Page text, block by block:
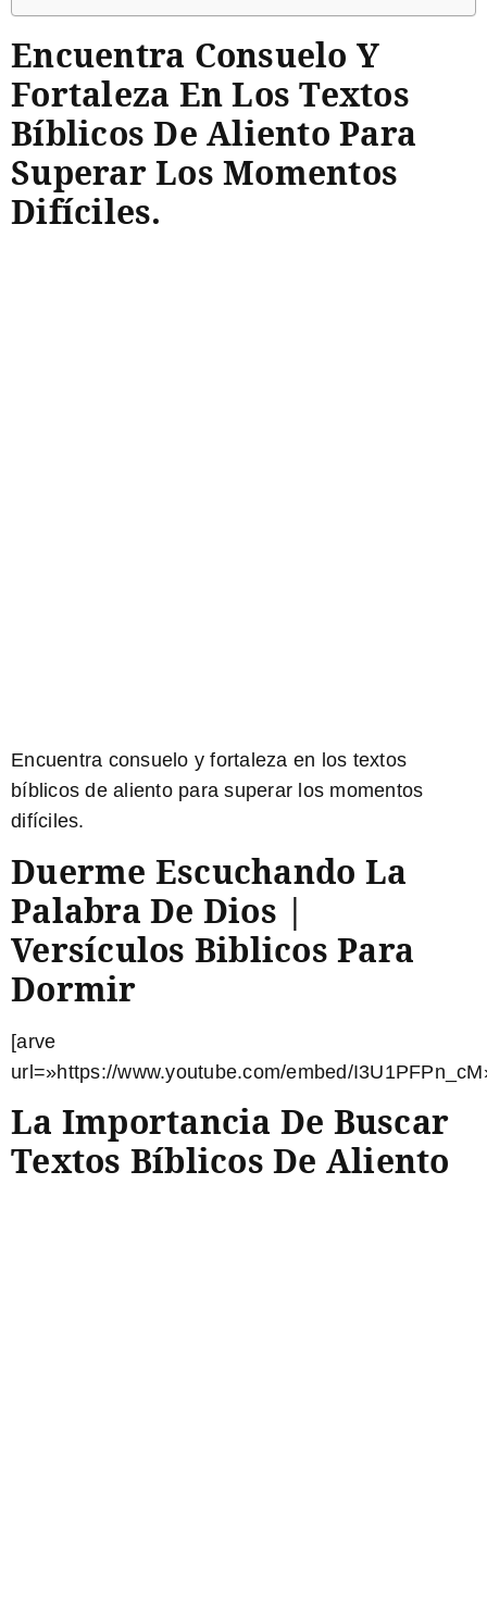
Encuentra Consuelo Y
Fortaleza En Los Textos
Bíblicos De Aliento Para
Superar Los Momentos
Difíciles.
Encuentra consuelo y fortaleza en los textos
bíblicos de aliento para superar los momentos
difíciles.
Duerme Escuchando La
Palabra De Dios |
Versículos Biblicos Para
Dormir
[arve
url=»https://www.youtube.com/embed/
La Importancia De Buscar
Textos Bíblicos De Aliento